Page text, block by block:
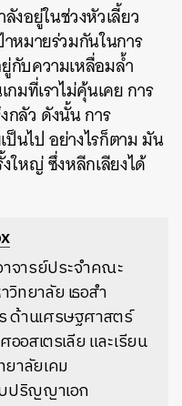
งอยู่ในช่วงหัวเลี้ยว
หมายร่วมกันในการ
กับความเหลื่อมล้ำ
มที่เราไม่คุ้นเคย การ
กลัว ดังนั้น การ
นไป อย่างไรก็ตาม มัน
ใหญ่ ซึ่งหลีกเลียงได้
จารย์ประจำคณะ
ทยาลัย เธอสำ
ด้านเศรษฐศาสตร์
อสเตรเลีย และเรียน
าลัยเคม
ปริญญาเอก